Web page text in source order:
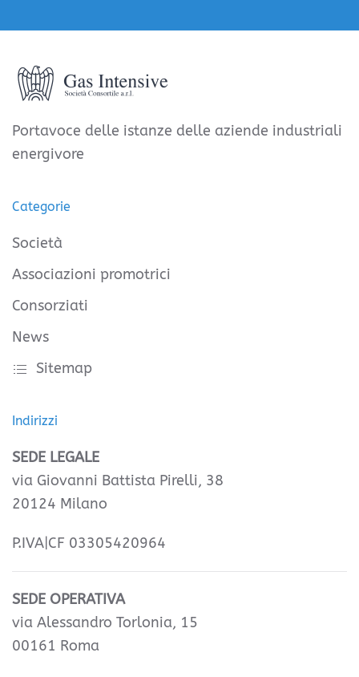
Portavoce delle istanze delle aziende industriali
energivore
Categorie
Società
Associazioni promotrici
Consorziati
News
Sitemap
Indirizzi
SEDE LEGALE
via Giovanni Battista Pirelli, 38
20124 Milano
P.IVA|CF 03305420964
SEDE OPERATIVA
via Alessandro Torlonia, 15
00161 Roma